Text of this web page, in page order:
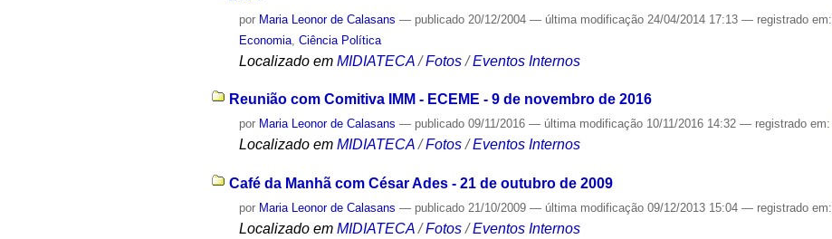
por Maria Leonor de Calasans — publicado 20/12/2004— última modificação 24/04/2014 17:13— registrado em:
Economia ,Ciência Política
Localizado em MIDIATECA /Fotos /Eventos Internos
Reunião com Comitiva IMM - ECEME - 9 de novembro de 2016
por Maria Leonor de Calasans — publicado 09/11/2016— última modificação 10/11/2016 14:32— registrado em:
Localizado em MIDIATECA /Fotos /Eventos Internos
Café da Manhã com César Ades - 21 de outubro de 2009
por Maria Leonor de Calasans — publicado 21/10/2009— última modificação 09/12/2013 15:04— registrado em:
Localizado em MIDIATECA /Fotos /Eventos Internos